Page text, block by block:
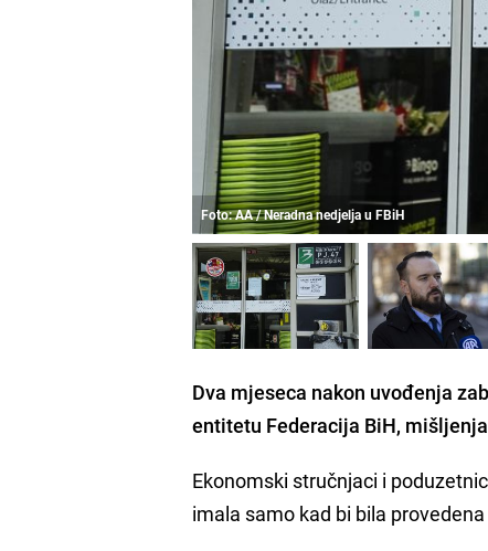
Foto: AA / Neradna nedjelja u FBiH
Dva mjeseca nakon uvođenja
entitetu Federacija BiH,
Ekonomski stručnjaci i
imala samo kad bi bila